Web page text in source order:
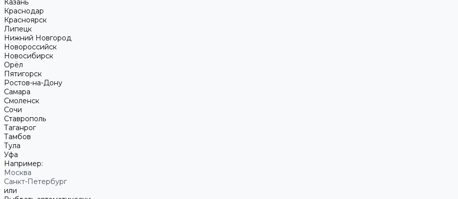
Казань
Краснодар
Красноярск
Липецк
Нижний Новгород
Новороссийск
Новосибирск
Орёл
Пятигорск
Ростов-на-Дону
Самара
Смоленск
Сочи
Ставрополь
Таганрог
Тамбов
Тула
Уфа
Например:
Москва
Санкт-Петербург
или